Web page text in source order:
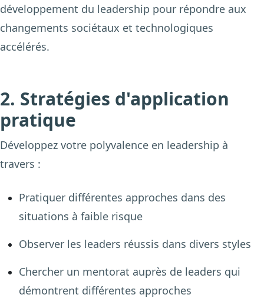
développement du leadership pour répondre aux
changements sociétaux et technologiques
accélérés.
2. Stratégies d'application
pratique
Développez votre polyvalence en leadership à
travers :
Pratiquer différentes approches dans des
situations à faible risque
Observer les leaders réussis dans divers styles
Chercher un mentorat auprès de leaders qui
démontrent différentes approches